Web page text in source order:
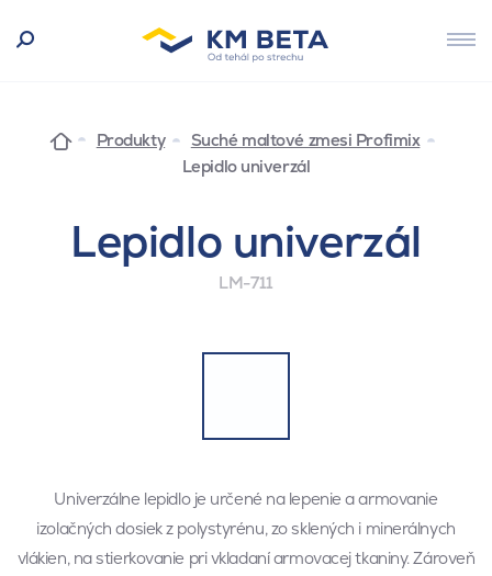
Produkty
Suché maltové zmesi Profimix
Lepidlo univerzál
Lepidlo univerzál
LM-711
Univerzálne lepidlo je určené na lepenie a armovanie
izolačných dosiek z polystyrénu, zo sklených i minerálnych
vlákien, na stierkovanie pri vkladaní armovacej tkaniny. Zároveň